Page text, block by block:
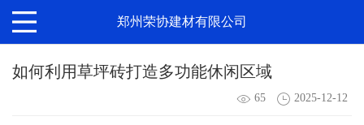
郑州荣协建材有限公司
如何利用草坪砖打造多功能休闲区域
65 2025-12-12